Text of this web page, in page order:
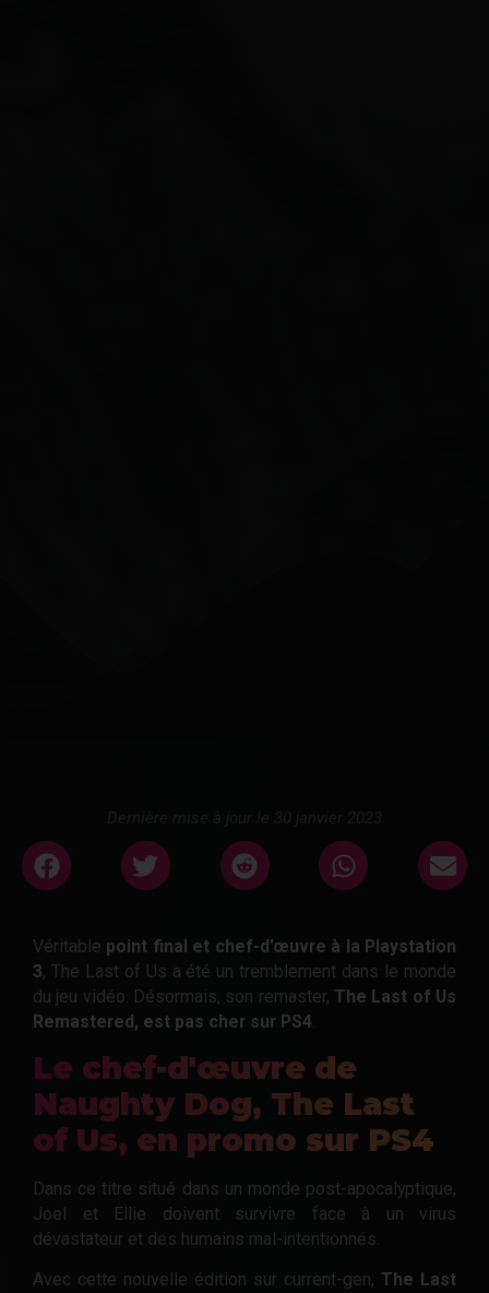
Véritable point final et chef-d’œuvre à la Playstation
3, The Last of Us a été un tremblement dans le monde
du jeu vidéo. Désormais, son remaster, The Last of Us
Remastered, est pas cher sur PS4.
Le chef-d'œuvre de
Naughty Dog, The Last
of Us, en promo sur PS4
Dans ce titre situé dans un monde post-apocalyptique,
Joel et Ellie doivent survivre face à un virus
dévastateur et des humains mal-intentionnés.
Avec cette nouvelle édition sur current-gen, The Last